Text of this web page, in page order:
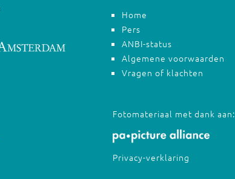
Home
Pers
ANBI-status
Algemene voorwaarden
Vragen of klachten
Fotomateriaal met dank aan:
Privacy-verklaring